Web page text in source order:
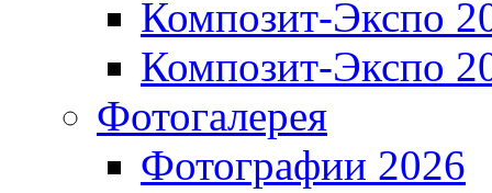
Композит-Экспо
Композит-Экспо
Фотогалерея
Фотографии 2026